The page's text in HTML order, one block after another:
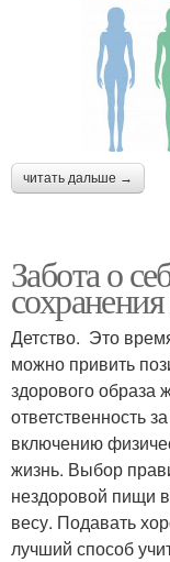
читать дальше →
Забота о
Детство. Это
можно привить
здорового образа
ответственность
включению
жизнь. Выбор
нездоровой пищи
весу. Подавать
лучший способ